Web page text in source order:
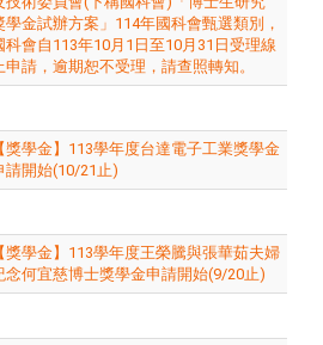
學金試辦方案」114年國科會甄選類別，
科會自113年10月1日至10月31日受理線
申請，逾期恕不受理，請查照轉知。
【獎學金】113學年度台達電子工業獎學金
請開始(10/21止)
【獎學金】113學年度王榮騰與張華茹夫婦
念何宜慈博士獎學金申請開始(9/20止)